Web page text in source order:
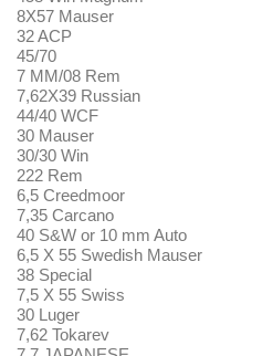
8X57 Mauser
32 ACP
45/70
7 MM/08 Rem
7,62X39 Russian
44/40 WCF
30 Mauser
30/30 Win
222 Rem
6,5 Creedmoor
7,35 Carcano
40 S&W or 10 mm Auto
6,5 X 55 Swedish Mauser
38 Special
7,5 X 55 Swiss
30 Luger
7,62 Tokarev